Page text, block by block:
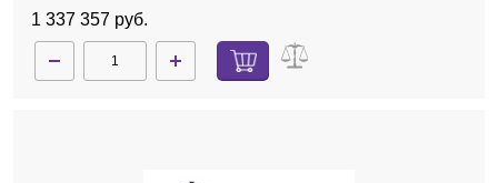
1 337 357 руб.